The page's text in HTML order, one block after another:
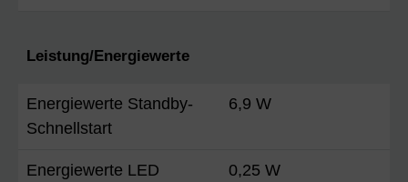
Leistung/Energiewerte
Energiewerte Standby-
Schnellstart
6,9 W
Energiewerte LED 0,25 W